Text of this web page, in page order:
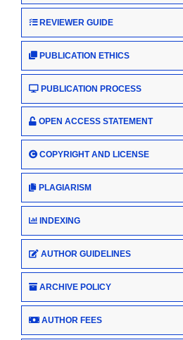
REVIEWER GUIDE
PUBLICATION ETHICS
PUBLICATION PROCESS
OPEN ACCESS STATEMENT
COPYRIGHT AND LICENSE
PLAGIARISM
INDEXING
AUTHOR GUIDELINES
ARCHIVE POLICY
AUTHOR FEES